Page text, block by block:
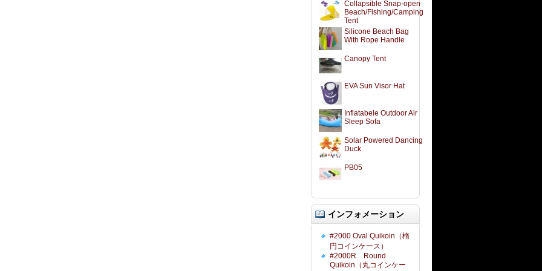
Collapsible Snap-open
Beach/Fishing/Camping
Tent
Silicone Beach Bag
With Rope Handle
Canopy Tent
EVA Sun Visor Hat
Inflatabele Outdoor Air
Sleep Sofa
Solar Powered Dancing
Duck
PB05
インフォメーション
#2000 Oval Quikoin（楕
円コインケース）
#2000R Round
Quikoin（丸コインケー